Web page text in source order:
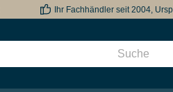
Ihr Fachhändler seit 2004,